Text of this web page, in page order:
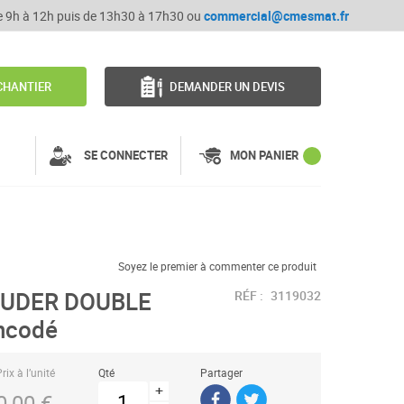
9h à 12h puis de 13h30 à 17h30 ou commercial@cmesmat.fr
DEMANDER UN DEVIS
SE CONNECTER MON PANIER
Soyez le premier à commenter ce produit
DOUBLE
RÉF : 3119032
à l’unité Qté
+
Partager